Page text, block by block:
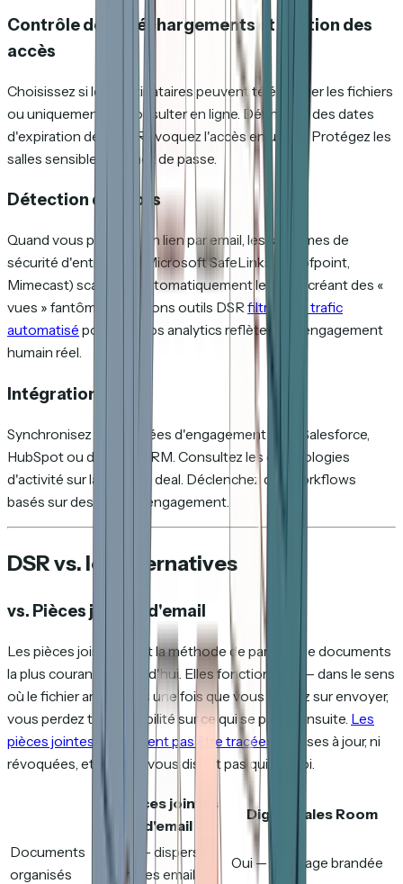
Contrôle des téléchargements et gestion des
accès
Choisissez si les destinataires peuvent télécharger les fichiers
ou uniquement les consulter en ligne. Définissez des dates
d'expiration de liens. Révoquez l'accès en un clic. Protégez les
salles sensibles par mot de passe.
Détection des bots
Quand vous partagez un lien par email, les systèmes de
sécurité d'entreprise (Microsoft SafeLinks, Proofpoint,
Mimecast) scannent automatiquement le lien — créant des «
vues » fantômes. Les bons outils DSRfiltrent ce trafic
automatisé pour que vos analytics reflètent un engagement
humain réel.
Intégration CRM
Synchronisez les données d'engagement avec Salesforce,
HubSpot ou d'autres CRM. Consultez les chronologies
d'activité sur la fiche du deal. Déclenchez des workflows
basés sur des seuils d'engagement.
DSR vs. les alternatives
vs. Pièces jointes d'email
Les pièces jointes sont la méthode de partage de documents
la plus courante aujourd'hui. Elles fonctionnent — dans le sens
où le fichier arrive. Mais une fois que vous cliquez sur envoyer,
vous perdez toute visibilité sur ce qui se passe ensuite. Les
pièces jointes ne peuvent pas être tracées
, ni mises à jour, ni
révoquées, et elles ne vous disent pas qui lit quoi.
Pièces jointes
d'email
Digital Sales Room
Documents
organisés
Non — dispersés
dans les emails
Oui — une page brandée